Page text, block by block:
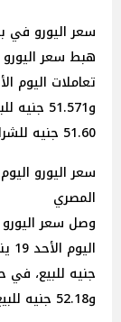
سعر اليورو في بنك
هبط سعر اليورو
و51.571
51.60 جنيه للشراء، 52.18 جنيه للبيع في القاهرة.
المصري
وصل سعر
و52.18 جنيه للبيع في البنك الأهلي المصري.